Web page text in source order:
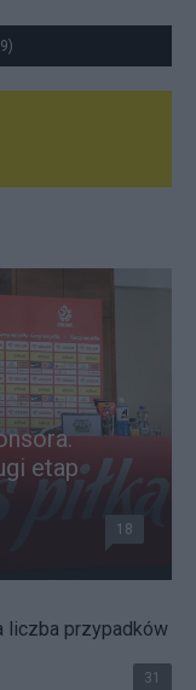
etap
18
liczba przypadków
31